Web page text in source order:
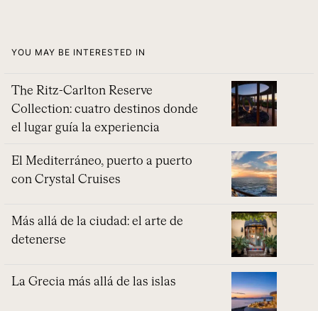
YOU MAY BE INTERESTED IN
The Ritz-Carlton Reserve
Collection: cuatro destinos donde
el lugar guía la experiencia
El Mediterráneo, puerto a puerto
con Crystal Cruises
Más allá de la ciudad: el arte de
detenerse
La Grecia más allá de las islas